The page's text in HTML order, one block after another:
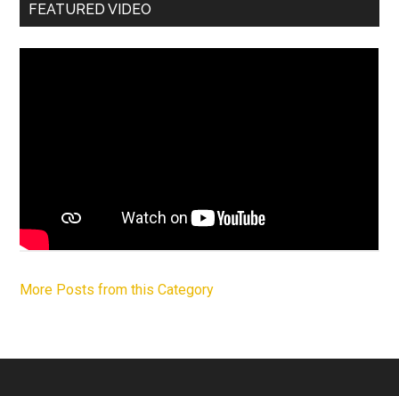
FEATURED VIDEO
More Posts from this Category